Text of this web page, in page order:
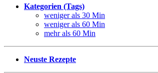
Kategorien (Tags)
weniger als 30 Min
weniger als 60 Min
mehr als 60 Min
Neuste Rezepte